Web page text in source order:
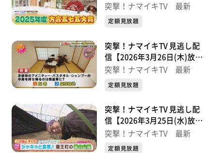
分】
突撃！ナマイキTV 最新
定額見放題
突撃！ナマイキTV 見逃し配
信【2026年3月26日(木)放送
分】
突撃！ナマイキTV 最新
定額見放題
突撃！ナマイキTV 見逃し配
信【2026年3月25日(水)放送
分】
突撃！ナマイキTV 最新
定額見放題